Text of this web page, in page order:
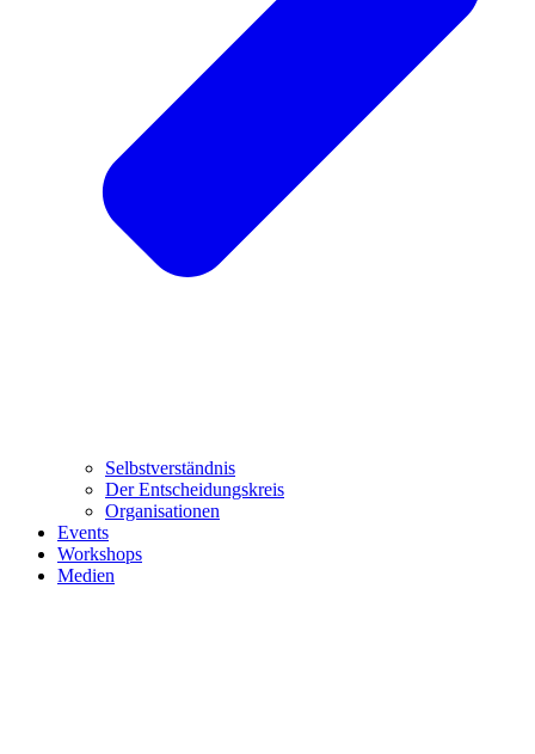
Selbstverständnis
Der Entscheidungskreis
Organisationen
Events
Workshops
Medien